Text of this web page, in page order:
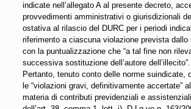
indicate nell’allegato A al presente decreto,
provvedimenti amministrativi o giurisdizionali
ostativa al rilascio del DURC per i periodi
riferimento a ciascuna violazione prevista dallo
con la puntualizzazione che “a tal fine non
successiva sostituzione dell’autore dell’illecito”.
Pertanto, tenuto conto delle norme suindicate,
le “violazioni gravi, definitivamente accertate”
materia di contributi previdenziali e